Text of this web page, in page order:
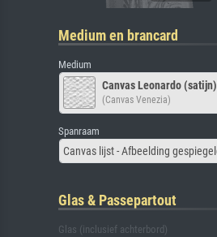
Medium en brancard
Medium
Canvas Leonardo (satijn)
(Canvas Venezia)
Spanraam
Glas & Passepartout
Glas (inclusief achterbord)